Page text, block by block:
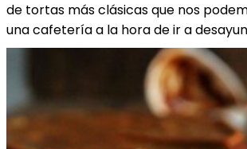
de tortas más clásicas que nos
una cafetería a la hora de ir a